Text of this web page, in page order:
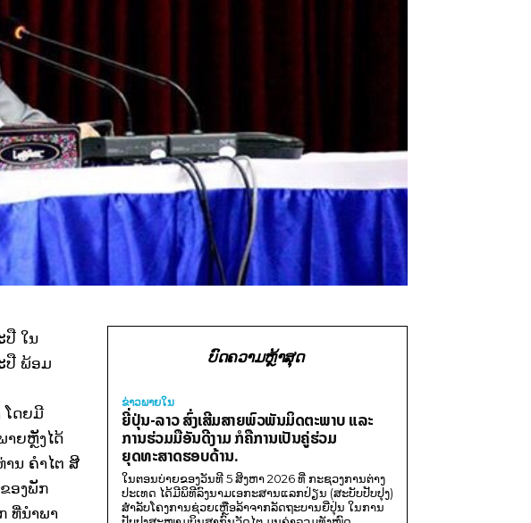
ປື ໃນ
ປື ພ້ອມ
ໂດຍມີ
າຍຫຼັງໄດ້
ານ ຄຳໄຕ ສີ
ອງພັກ
ທີ່ນຳພາ
ບົດຄວາມຫຼ້າສຸດ
ຂ່າວພາຍ​ໃນ
ຍີ່ປຸ່ນ-ລາວ ສົ່ງເສີມສາຍພົວພັນມິດຕະພາບ ແລະ
ການຮ່ວມມືອັນດີງາມ ກໍຄືການເປັນຄູ່ຮ່ວມ
ຍຸດທະສາດຮອບດ້ານ.
ໃນຕອນບ່າຍຂອງວັນທີ 5 ສິງຫາ 2026 ທີ່ ກະຊວງການຕ່າງ
ປະເທດ ໄດ້ມີພິທີລົງນາມເອກະສານແລກປ່ຽນ (ສະບັບປັບປຸງ)
ສໍາລັບໂຄງການຊ່ວຍເຫຼືອລ້າຈາກລັດຖະບານຍີ່ປຸ່ນ ໃນການ